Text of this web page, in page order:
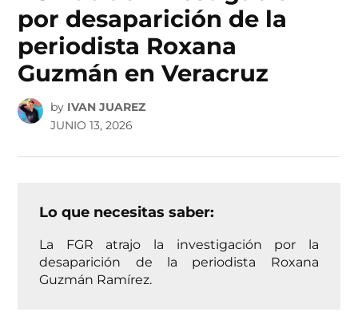
por desaparición de la
periodista Roxana
Guzmán en Veracruz
by IVAN JUAREZ
JUNIO 13, 2026
Lo que necesitas saber:
La FGR atrajo la investigación por la
desaparición de la periodista Roxana
Guzmán Ramírez.